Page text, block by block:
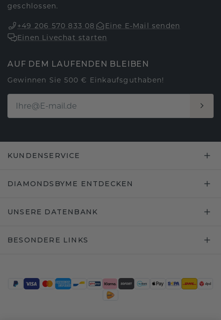
geschlossen.
+49 206 570 833 08
Eine E-Mail senden
Einen Livechat starten
AUF DEM LAUFENDEN BLEIBEN
Gewinnen Sie 500 € Einkaufsguthaben!
KUNDENSERVICE
DIAMONDSBYME ENTDECKEN
UNSERE DATENBANK
BESONDERE LINKS